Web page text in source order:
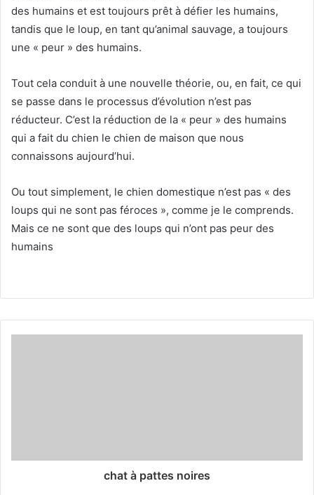
des humains et est toujours prêt à défier les humains,
tandis que le loup, en tant qu’animal sauvage, a toujours
une « peur » des humains.
Tout cela conduit à une nouvelle théorie, ou, en fait, ce qui
se passe dans le processus d’évolution n’est pas
réducteur. C’est la réduction de la « peur » des humains
qui a fait du chien le chien de maison que nous
connaissons aujourd’hui.
Ou tout simplement, le chien domestique n’est pas « des
loups qui ne sont pas féroces », comme je le comprends.
Mais ce ne sont que des loups qui n’ont pas peur des
humains
chat à pattes noires